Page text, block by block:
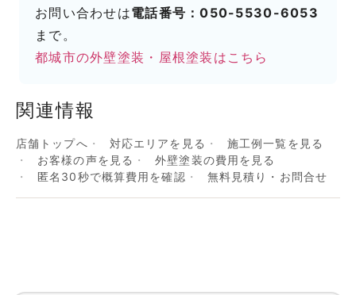
お問い合わせは電話番号：050-5530-6053
まで。
都城市の外壁塗装・屋根塗装はこちら
関連情報
店舗トップへ 対応エリアを見る
施工例一覧を見る
お客様の声を見る
外壁塗装の費用を見る
匿名30秒で概算費用を確認
無料見積り・お問合せ